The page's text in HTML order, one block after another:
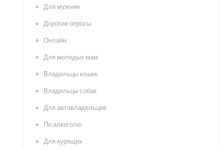
Для мужчин
Дорогие опросы
Онлайн
Для молодых мам
Владельцы кошек
Владельцы собак
Для автовладельцев
По алкоголю
Для курящих